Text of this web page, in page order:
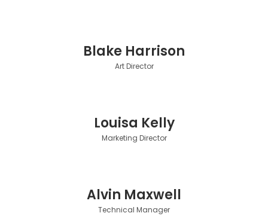
Blake Harrison
Art Director
Louisa Kelly
Marketing Director
Alvin Maxwell
Technical Manager